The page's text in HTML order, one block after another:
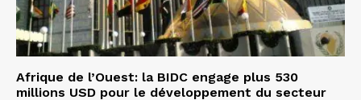
Afrique de l’Ouest: la BIDC engage plus 530
millions USD pour le développement du secteur